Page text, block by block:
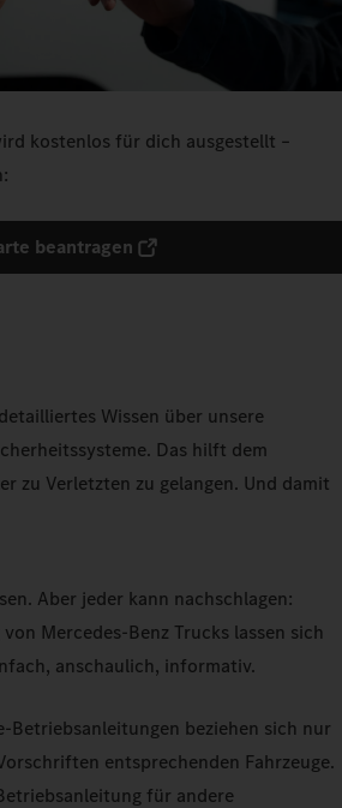
kostenlos für dich ausgestellt –
beantragen
Wissen über unsere
Das hilft dem
zu Verletzten zu gelangen. Und damit
Aber jeder kann nachschlagen:
Mercedes‑Benz Trucks lassen sich
anschaulich, informativ.
Betriebsanleitungen beziehen sich nur
entsprechenden Fahrzeuge.
für andere